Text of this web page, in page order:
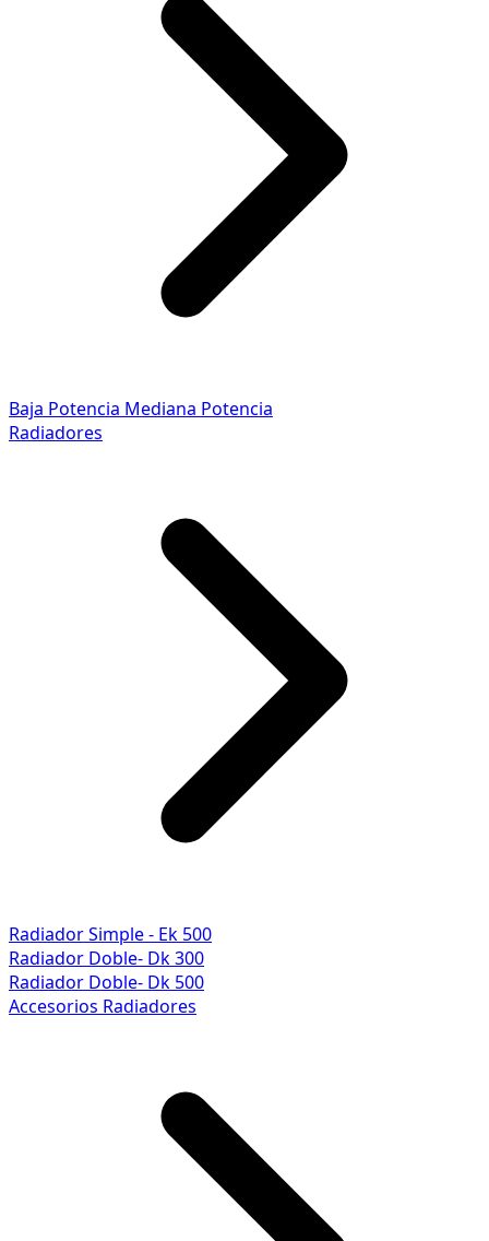
Baja Potencia Mediana Potencia
Radiadores
Radiador Simple - Ek 500
Radiador Doble- Dk 300
Radiador Doble- Dk 500
Accesorios Radiadores